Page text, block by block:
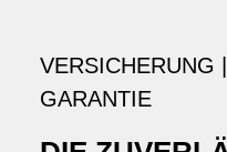
VERSICHERUNG
GARANTIE